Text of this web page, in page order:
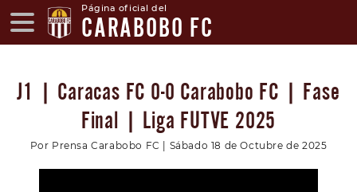
Página oficial del
CARABOBO FC
J1 | Caracas FC 0-0 Carabobo FC | Fase
Final | Liga FUTVE 2025
Por Prensa Carabobo FC | Sábado 18 de Octubre de 2025